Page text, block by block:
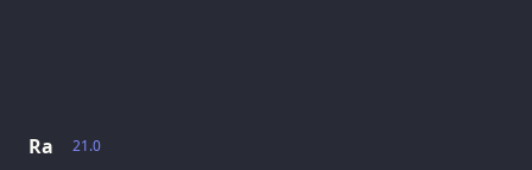
21.0
Ra